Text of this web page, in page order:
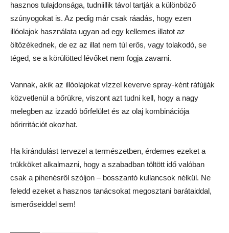
hasznos tulajdonsága, tudniillik távol tartják a különböző
szúnyogokat is. Az pedig már csak ráadás, hogy ezen
illóolajok használata ugyan ad egy kellemes illatot az
öltözékednek, de ez az illat nem túl erős, vagy tolakodó, se
téged, se a körülötted lévőket nem fogja zavarni.
Vannak, akik az illóolajokat vízzel keverve spray-ként ráfújják
közvetlenül a bőrükre, viszont azt tudni kell, hogy a nagy
melegben az izzadó bőrfelület és az olaj kombinációja
bőrirritációt okozhat.
Ha kirándulást tervezel a természetben, érdemes ezeket a
trükköket alkalmazni, hogy a szabadban töltött idő valóban
csak a pihenésről szóljon – bosszantó kullancsok nélkül. Ne
feledd ezeket a hasznos tanácsokat megosztani barátaiddal,
ismerőseiddel sem!